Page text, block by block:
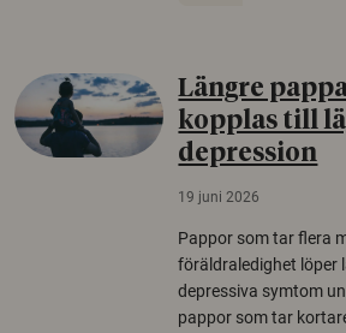
Längre
kopplas till
depression
19 juni 2026
Pappor som tar flera
föräldraledighet löper
depressiva symtom
pappor som tar